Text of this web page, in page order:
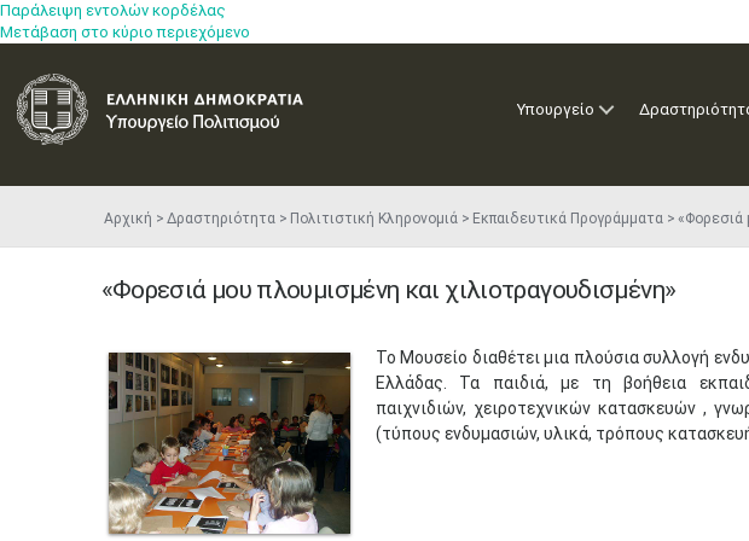
Παράλειψη εντολών κορδέλας
Μετάβαση στο κύριο περιεχόμενο
Υπουργείο
Αρχική Δραστηριότητα Πολιτιστική Κληρονομιά Εκπαιδευτικά Προγράμματα «Φορεσιά
«Φορεσιά μου πλουμισμένη και χιλιοτραγουδισμένη»
Το Μουσείο διαθέτει μια πλούσια συλλογή
Ελλάδας. Τα παιδιά, με τη βοήθεια
παιχνιδιών, χειροτεχνικών κατασκευών ,
(τύπους ενδυμασιών, υλικά, τρόπους